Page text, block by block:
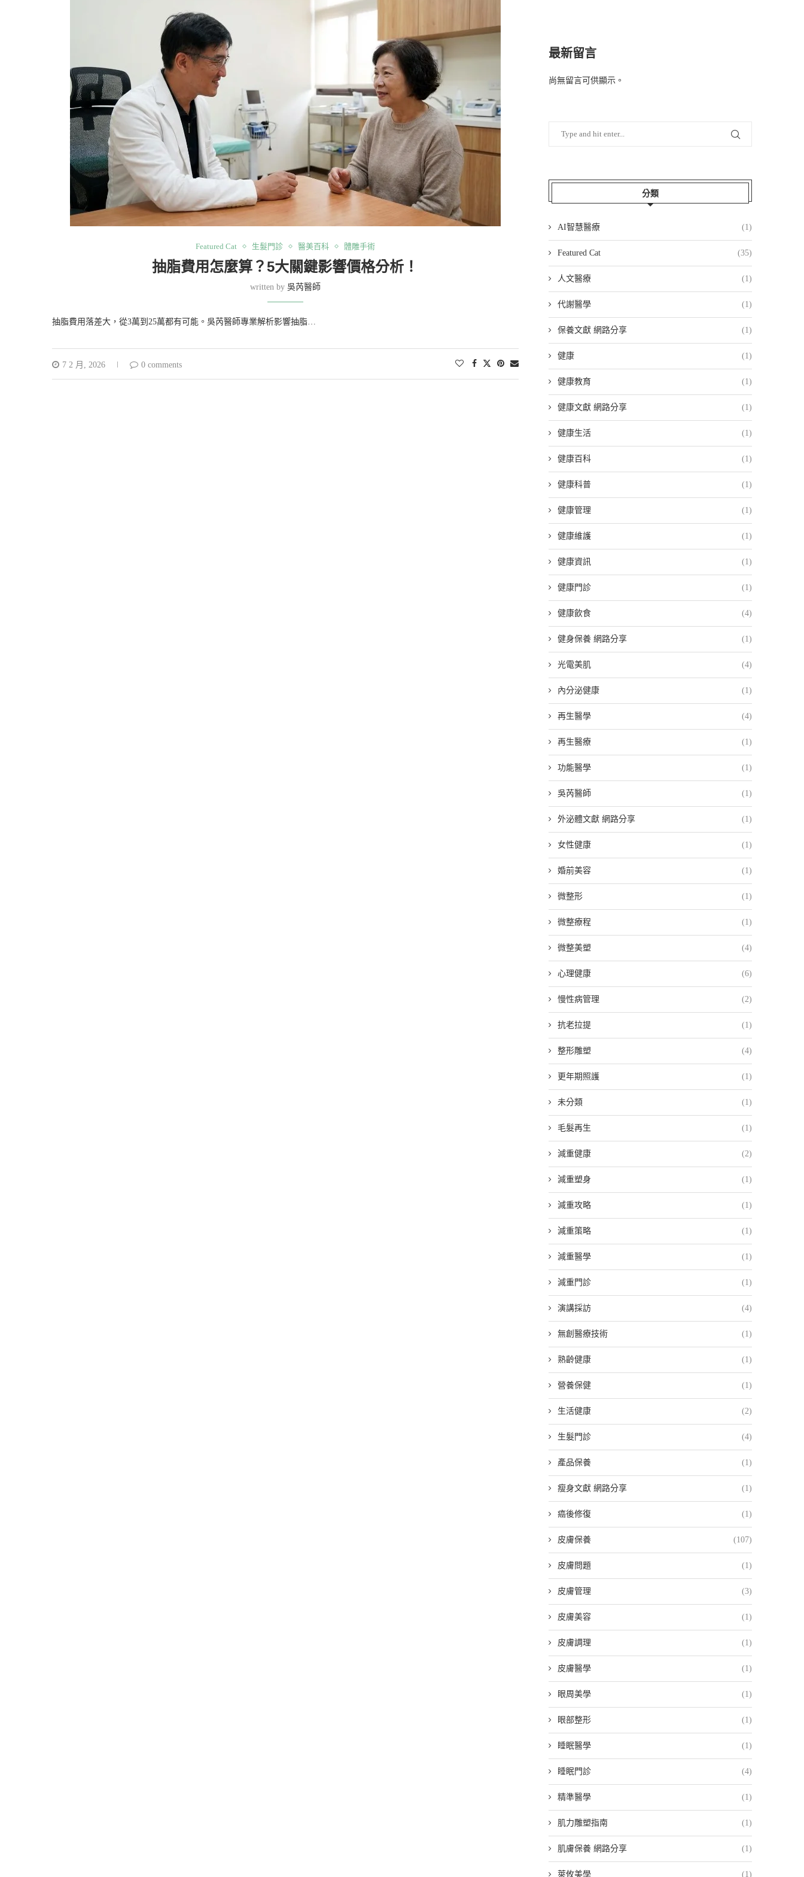
Featured Cat 生髮門診 醫美百科 體雕手術
抽脂費用怎麼算？5大關鍵影響價格分析！
written by 吳芮醫師
抽脂費用落差大，從3萬到25萬都有可能。吳芮醫師專業解析影響抽脂…
7 2 月, 2026 0 comments
最新留言
尚無留言可供顯示。
分類
AI智慧醫療 (1)
Featured Cat (35)
人文醫療 (1)
代謝醫學 (1)
保養文獻 網路分享 (1)
健康 (1)
健康教育 (1)
健康文獻 網路分享 (1)
健康生活 (1)
健康百科 (1)
健康科普 (1)
健康管理 (1)
健康維護 (1)
健康資訊 (1)
健康門診 (1)
健康飲食 (4)
健身保養 網路分享 (1)
光電美肌 (4)
內分泌健康 (1)
再生醫學 (4)
再生醫療 (1)
功能醫學 (1)
吳芮醫師 (1)
外泌體文獻 網路分享 (1)
女性健康 (1)
婚前美容 (1)
微整形 (1)
微整療程 (1)
微整美塑 (4)
心理健康 (6)
慢性病管理 (2)
抗老拉提 (1)
整形雕塑 (4)
更年期照護 (1)
未分類 (1)
毛髮再生 (1)
減重健康 (2)
減重塑身 (1)
減重攻略 (1)
減重策略 (1)
減重醫學 (1)
減重門診 (1)
演講採訪 (4)
無創醫療技術 (1)
熟齡健康 (1)
營養保健 (1)
生活健康 (2)
生髮門診 (4)
產品保養 (1)
瘦身文獻 網路分享 (1)
癌後修復 (1)
皮膚保養 (107)
皮膚問題 (1)
皮膚管理 (3)
皮膚美容 (1)
皮膚調理 (1)
皮膚醫學 (1)
眼周美學 (1)
眼部整形 (1)
睡眠醫學 (1)
睡眠門診 (4)
精準醫學 (1)
肌力雕塑指南 (1)
肌膚保養 網路分享 (1)
萊攸美學 (1)